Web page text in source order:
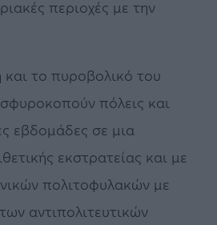
περιοχές με την
το πυροβολικό του
πόλεις και
εβδομάδες σε μια
εκστρατείας και με
πολιτοφυλακών με
αντιπολιτευτικών